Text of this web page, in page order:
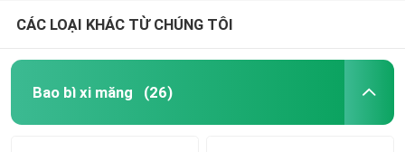
CÁC LOẠI KHÁC TỪ CHÚNG TÔI
Bao bì xi măng (26)